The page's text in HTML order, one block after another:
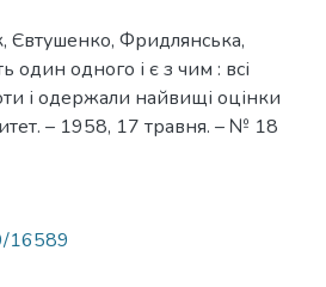
Євтушенко, Фридлянська,
один одного і є з чим : всі
і одержали найвищі оцінки
– 1958, 17 травня. – № 18
16589